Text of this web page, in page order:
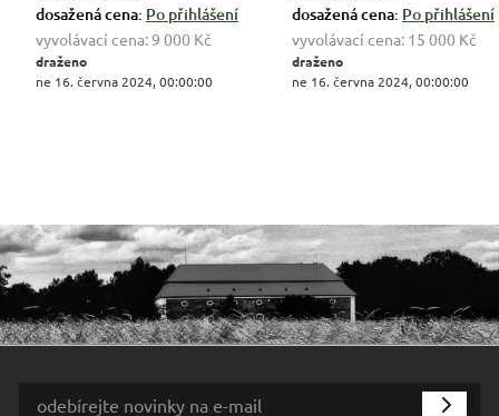
dosažená cena: Po přihlášení
vyvolávací cena:9 000 Kč
draženo
ne 16. června 2024, 00:00:00
dosažená cena: Po přihlášení
vyvolávací cena: 15 000 Kč
draženo
ne 16. června 2024, 00:00:00